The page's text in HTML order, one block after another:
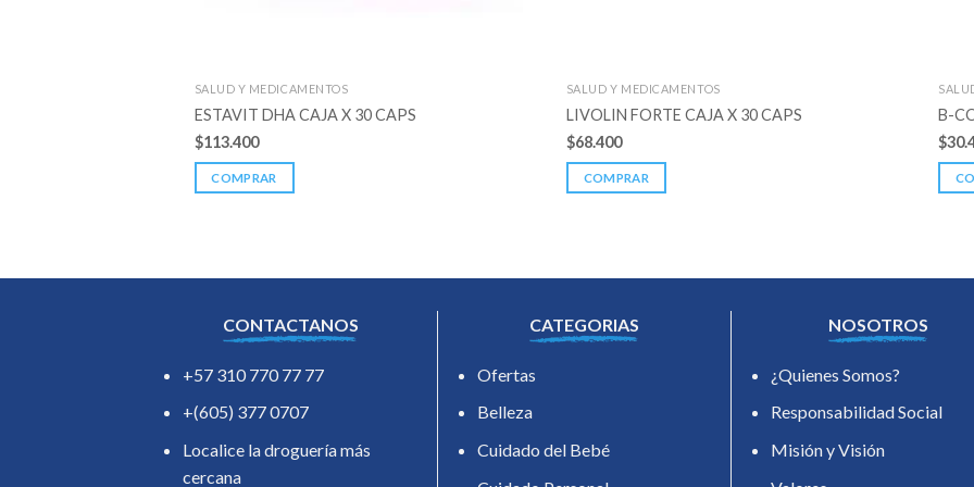
SALUD Y MEDICAMENTOS
ESTAVIT DHA CAJA X 30 CAPS
$113.400
COMPRAR
SALUD Y MEDICAMENTOS
LIVOLIN FORTE CAJA X 30 CAPS
$68.400
COMPRAR
B-
$
CONTACTANOS
+57 310 770 77 77
+(605) 377 0707
Localice la droguería más
cercana
CATEGORIAS
Ofertas
Belleza
Cuidado del Bebé
NOSOTROS
¿Quienes Somos?
Responsabilidad Social
Misión y Visión